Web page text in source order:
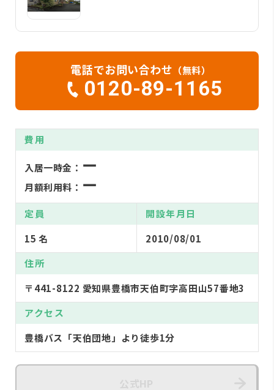
電話でお問い合わせ （無料）
0120-89-1165
費用
入居一時金： ー
月額利用料： ー
定員
15 名
開設年月日
2010/08/01
住所
〒441-8122 愛知県豊橋市天伯町字高田山57番地3
アクセス
豊橋バス「天伯団地」より徒歩1分